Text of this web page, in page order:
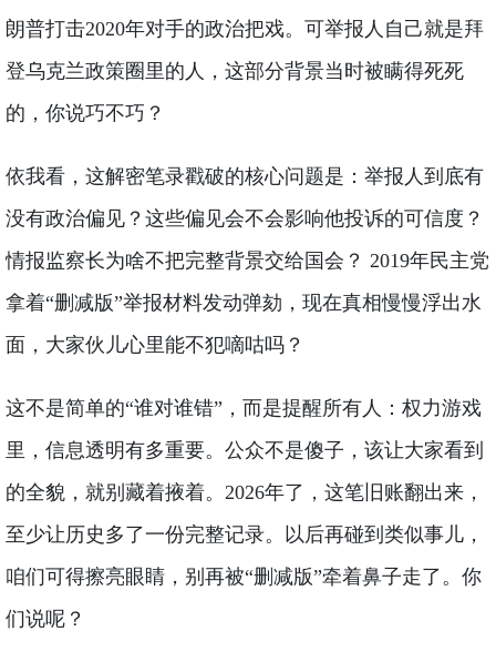
朗普打击2020年对手的政治把戏。可举报人自己就是拜
登乌克兰政策圈里的人，这部分背景当时被瞒得死死
的，你说巧不巧？
依我看，这解密笔录戳破的核心问题是：举报人到底有
没有政治偏见？这些偏见会不会影响他投诉的可信度？
情报监察长为啥不把完整背景交给国会？ 2019年民主党
拿着“删减版”举报材料发动弹劾，现在真相慢慢浮出水
面，大家伙儿心里能不犯嘀咕吗？
这不是简单的“谁对谁错”，而是提醒所有人：权力游戏
里，信息透明有多重要。公众不是傻子，该让大家看到
的全貌，就别藏着掖着。2026年了，这笔旧账翻出来，
至少让历史多了一份完整记录。以后再碰到类似事儿，
咱们可得擦亮眼睛，别再被“删减版”牵着鼻子走了。你
们说呢？